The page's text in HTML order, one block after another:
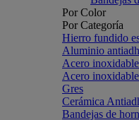
Por Color
Por Categoría
Hierro fundido
Aluminio
Acero
Acero
Gres
Cerámica
Bandejas de